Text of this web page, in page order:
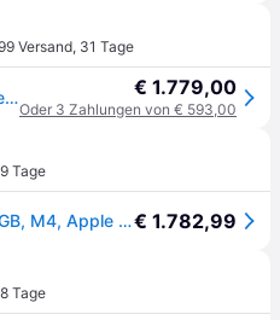
Versand, 31 Tage
APPLE iMac (2024) All-in-One PC 23,5 Zoll, 5K Ultrawide, APPLE M4 Chip 10-Core CPU, 16 GB RAM, 256 GB, macOS, Pink - Rosa € 1.779,00
Oder 3 Zahlungen von € 593,00
Tage
Apple iMac 2024 (256GB, 16GB, M4, Apple M4 10-Core), PC, Pink€ 1.782,99
Tage